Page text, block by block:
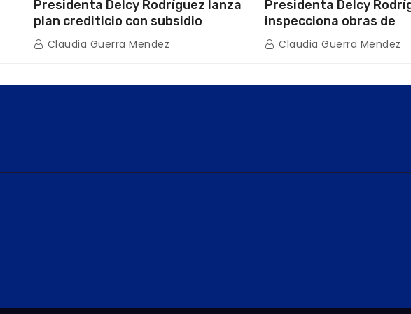
Presidenta Delcy Rodríguez lanza
plan crediticio con subsidio
directo en encuentro con Juntas
de Condominio
Claudia Guerra Mendez
Presidenta Delcy
inspecciona obras de
restauración en
tras afectaciones
Claudia Guerra Mendez